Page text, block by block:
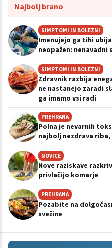
Najbolj brano
SIMPTOMI IN BOLEZNI
Imenujejo ga tihi
neopažen:
SIMPTOMI IN BOLEZNI
Zdravnik razbija
ne nastanejo zaradi
ga imamo vsi radi
PREHRANA
Polna je nevarnih
najbolj nezdrava
NOVICE
Nove raziskave
privlačijo komarje
PREHRANA
Pozabite na
svežine